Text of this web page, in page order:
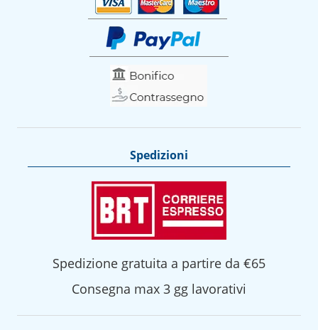
Spedizioni
Spedizione gratuita a partire da €65
Consegna max 3 gg lavorativi